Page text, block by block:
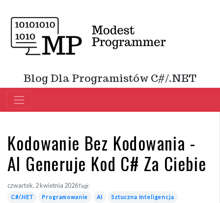
Blog Dla Programistów C#/.NET
Kodowanie Bez Kodowania -
AI Generuje Kod C# Za Ciebie
czwartek, 2 kwietnia 2026Tagi:
C#/.NET Programowanie AI Sztuczna Inteligencja